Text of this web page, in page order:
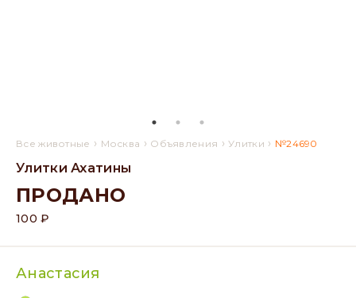
Все животные › Москва › Объявления ›Улитки › №24690
Улитки Ахатины
ПРОДАНО
100 ₽
Анастасия